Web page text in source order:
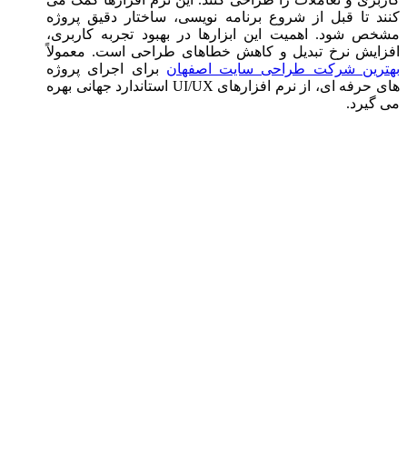
کنند تا قبل از شروع برنامه نویسی، ساختار دقیق پروژه
مشخص شود. اهمیت این ابزارها در بهبود تجربه کاربری،
افزایش نرخ تبدیل و کاهش خطاهای طراحی است. معمولاً
بهترین شرکت طراحی سایت اصفهان برای اجرای پروژه
های حرفه ای، از نرم افزارهای UI/UX استاندارد جهانی بهره
می گیرد.